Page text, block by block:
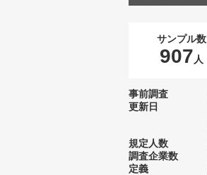
サンプル数
907 人
事前調査
更新日
規定人数
調査企業数
定義